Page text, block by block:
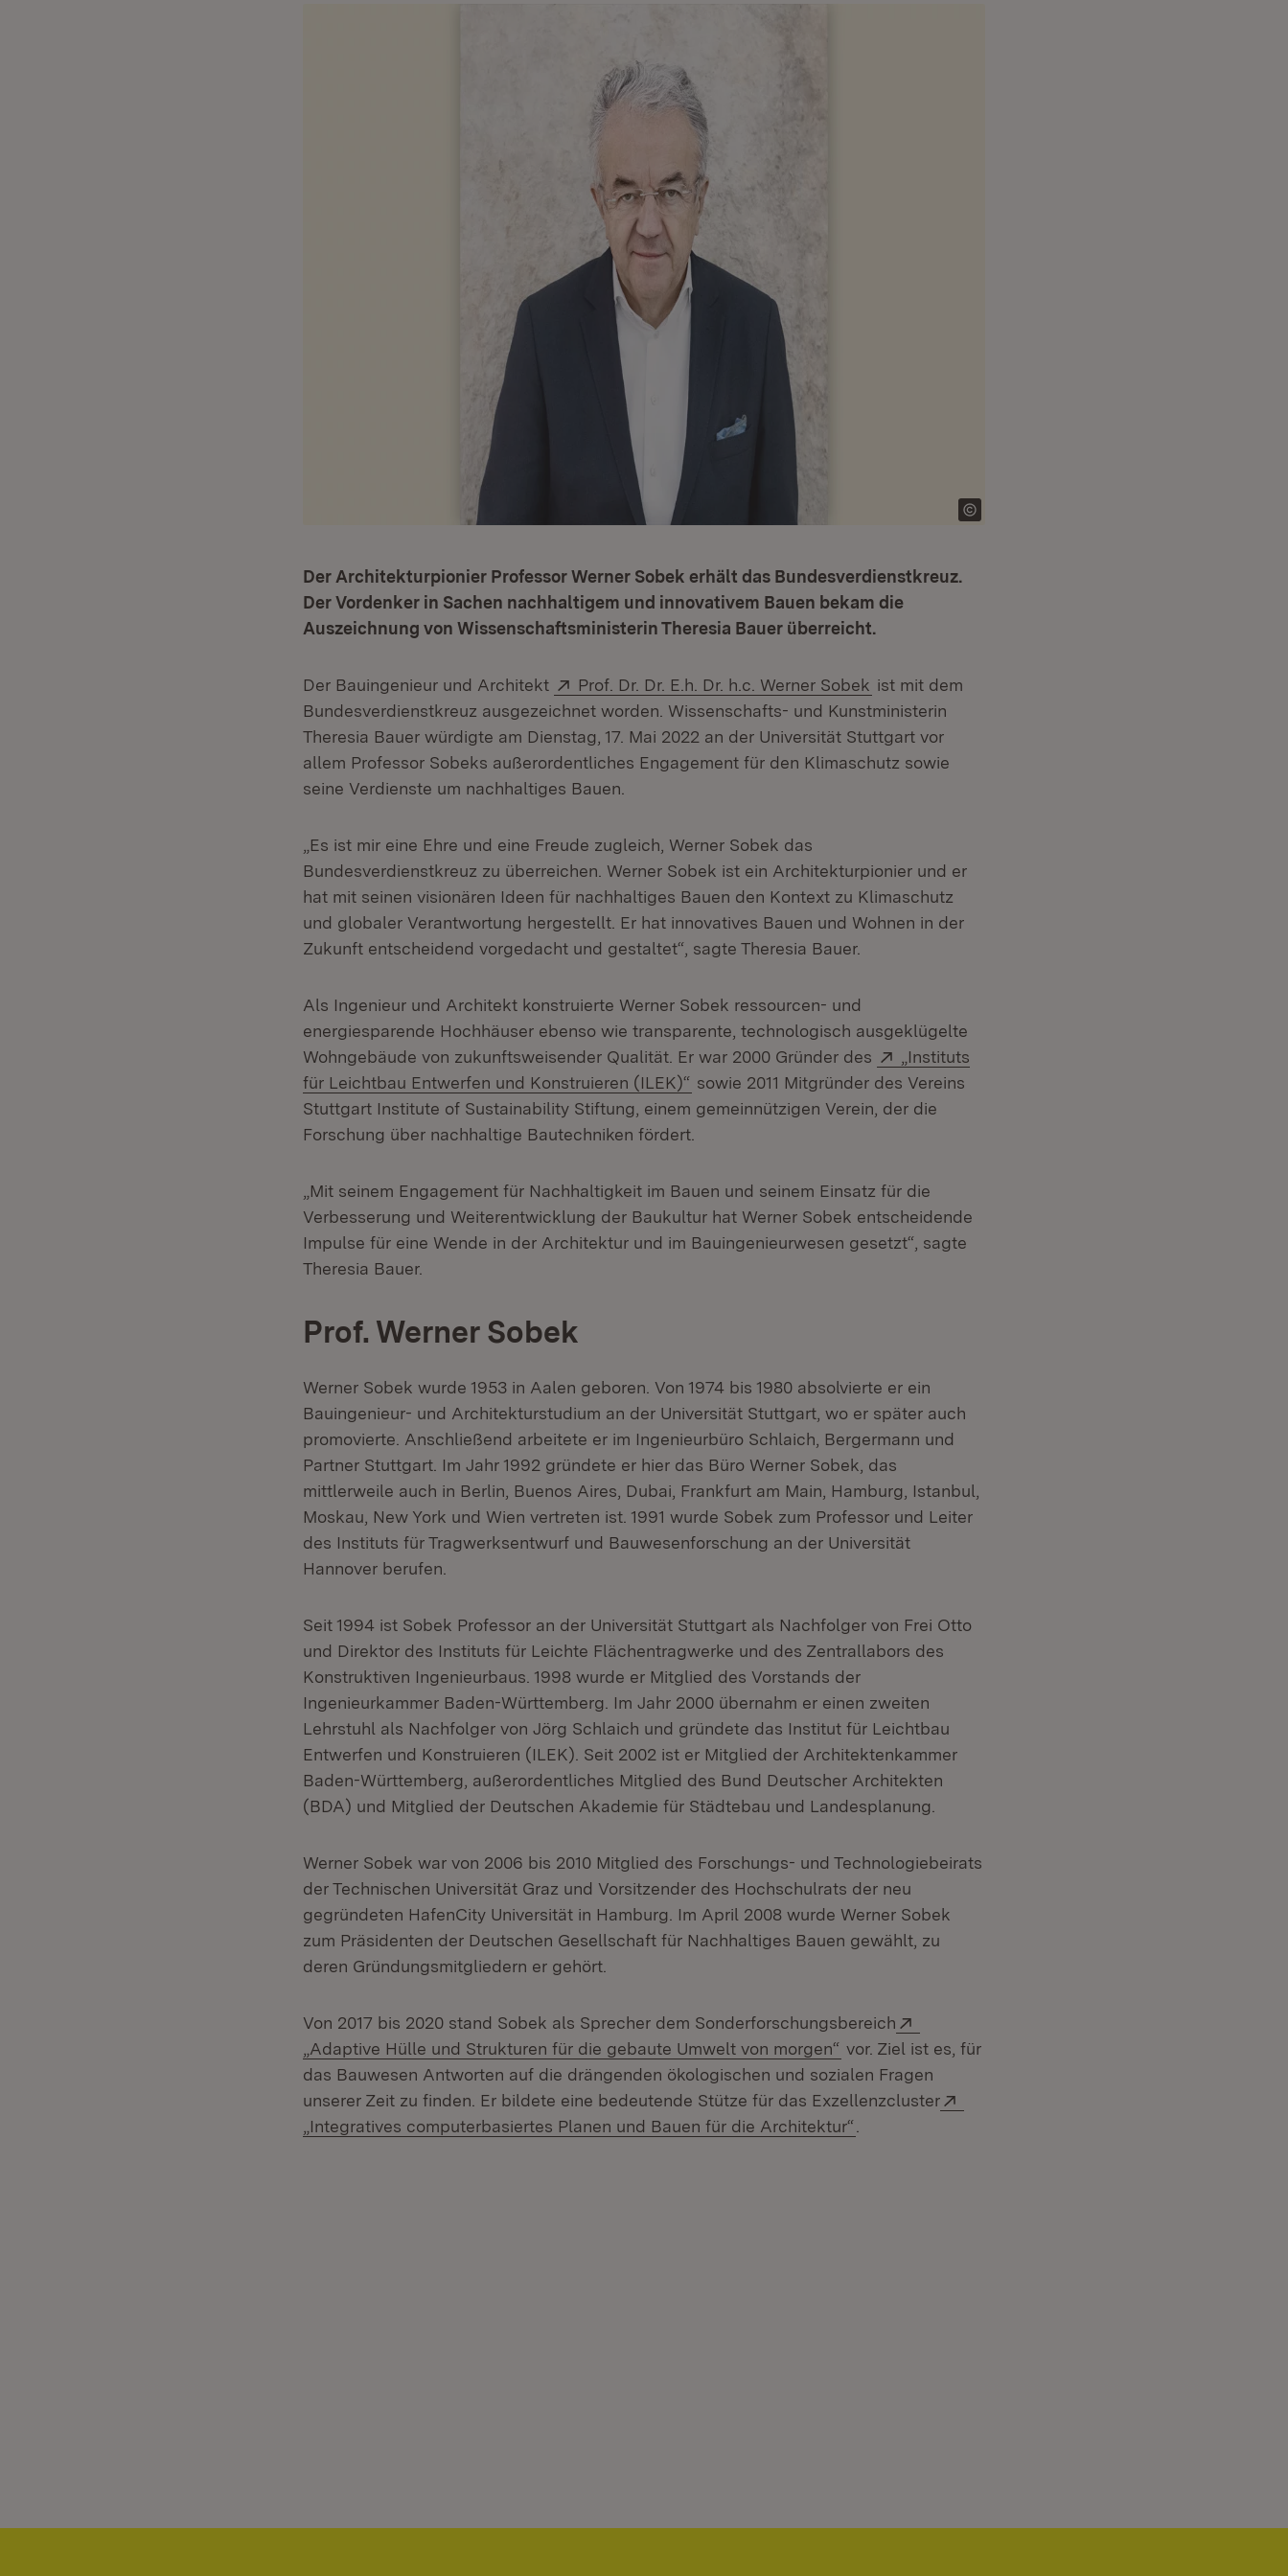
Der Architekturpionier Professor Werner Sobek erhält das Bundesverdienstkreuz.
Der Vordenker in Sachen nachhaltigem und innovativem Bauen bekam die
Auszeichnung von Wissenschaftsministerin Theresia Bauer überreicht.
Der Bauingenieur und Architekt Extern:
Prof. Dr. Dr. E.h. Dr. h.c. Werner Sobek (Öffnet in neuem Fenster)
ist mit dem
Bundesverdienstkreuz ausgezeichnet worden. Wissenschafts- und Kunstministerin
Theresia Bauer würdigte am Dienstag, 17. Mai 2022 an der Universität Stuttgart vor
allem Professor Sobeks außerordentliches Engagement für den Klimaschutz sowie
seine Verdienste um nachhaltiges Bauen.
„Es ist mir eine Ehre und eine Freude zugleich, Werner Sobek das
Bundesverdienstkreuz zu überreichen. Werner Sobek ist ein Architekturpionier und er
hat mit seinen visionären Ideen für nachhaltiges Bauen den Kontext zu Klimaschutz
und globaler Verantwortung hergestellt. Er hat innovatives Bauen und Wohnen in der
Zukunft entscheidend vorgedacht und gestaltet“, sagte Theresia Bauer.
Als Ingenieur und Architekt konstruierte Werner Sobek ressourcen- und
energiesparende Hochhäuser ebenso wie transparente, technologisch ausgeklügelte
Wohngebäude von zukunftsweisender Qualität. Er war 2000 Gründer des
Extern:
„Instituts
für Leichtbau Entwerfen und Konstruieren (ILEK)“ (Öffnet in neuem Fenster)
sowie 2011 Mitgründer des Vereins
Stuttgart Institute of Sustainability Stiftung, einem gemeinnützigen Verein, der die
Forschung über nachhaltige Bautechniken fördert.
„Mit seinem Engagement für Nachhaltigkeit im Bauen und seinem Einsatz für die
Verbesserung und Weiterentwicklung der Baukultur hat Werner Sobek entscheidende
Impulse für eine Wende in der Architektur und im Bauingenieurwesen gesetzt“, sagte
Theresia Bauer.
Prof. Werner Sobek
Werner Sobek wurde 1953 in Aalen geboren. Von 1974 bis 1980 absolvierte er ein
Bauingenieur- und Architekturstudium an der Universität Stuttgart, wo er später auch
promovierte. Anschließend arbeitete er im Ingenieurbüro Schlaich, Bergermann und
Partner Stuttgart. Im Jahr 1992 gründete er hier das Büro Werner Sobek, das
mittlerweile auch in Berlin, Buenos Aires, Dubai, Frankfurt am Main, Hamburg, Istanbul,
Moskau, New York und Wien vertreten ist. 1991 wurde Sobek zum Professor und Leiter
des Instituts für Tragwerksentwurf und Bauwesenforschung an der Universität
Hannover berufen.
Seit 1994 ist Sobek Professor an der Universität Stuttgart als Nachfolger von Frei Otto
und Direktor des Instituts für Leichte Flächentragwerke und des Zentrallabors des
Konstruktiven Ingenieurbaus. 1998 wurde er Mitglied des Vorstands der
Ingenieurkammer Baden-Württemberg. Im Jahr 2000 übernahm er einen zweiten
Lehrstuhl als Nachfolger von Jörg Schlaich und gründete das Institut für Leichtbau
Entwerfen und Konstruieren (ILEK). Seit 2002 ist er Mitglied der Architektenkammer
Baden-Württemberg, außerordentliches Mitglied des Bund Deutscher Architekten
(BDA) und Mitglied der Deutschen Akademie für Städtebau und Landesplanung.
Werner Sobek war von 2006 bis 2010 Mitglied des Forschungs- und Technologiebeirats
der Technischen Universität Graz und Vorsitzender des Hochschulrats der neu
gegründeten HafenCity Universität in Hamburg. Im April 2008 wurde Werner Sobek
zum Präsidenten der Deutschen Gesellschaft für Nachhaltiges Bauen gewählt, zu
deren Gründungsmitgliedern er gehört.
Von 2017 bis 2020 stand Sobek als Sprecher dem Sonderforschungsbereich
„Adaptive Hülle und Strukturen für die gebaute Umwelt von morgen“ (Öffnet in neuem Fenster)
vor. Ziel ist es, für
das Bauwesen Antworten auf die drängenden ökologischen und sozialen Fragen
unserer Zeit zu finden. Er bildete eine bedeutende Stütze für das Exzellenzcluster
„Integratives computerbasiertes Planen und Bauen für die Architektur“